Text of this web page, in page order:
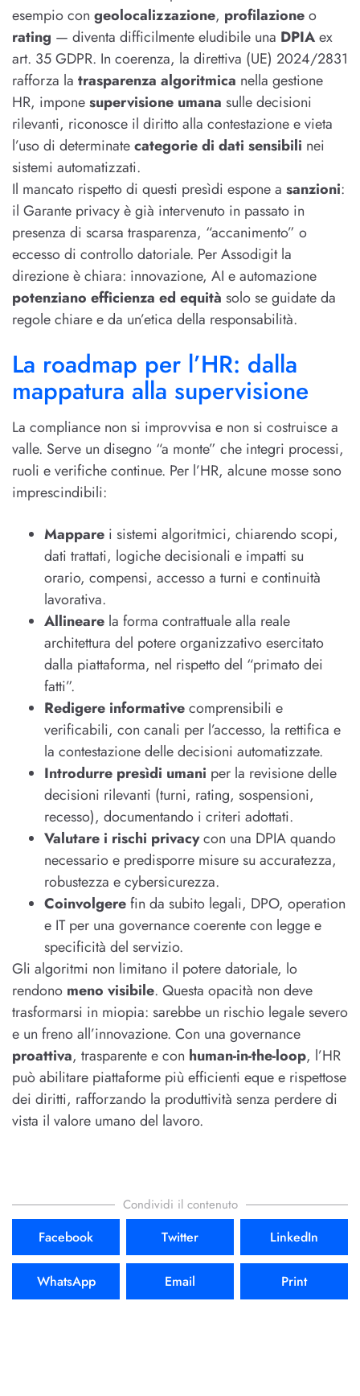
esempio con geolocalizzazione, profilazioneo
rating — diventa difficilmente eludibile una DPIAex
art. 35 GDPR. In coerenza, la direttiva (UE) 2024/2831
rafforza la trasparenza algoritmica nella gestione
HR, imponesupervisione umana sulle decisioni
rilevanti, riconosce il diritto alla contestazione e vieta
l’uso di determinatecategorie di dati sensibili nei
sistemi automatizzati.
Il mancato rispetto di questi presìdi espone a sanzioni:
il Garante privacy è già intervenuto in passato in
presenza di scarsa trasparenza, “accanimento” o
eccesso di controllo datoriale. Per Assodigit la
direzione è chiara: innovazione, AI e automazione
potenziano efficienza ed equità solo se guidate da
regole chiare e da un’etica della responsabilità.
La roadmap per l’HR: dalla
mappatura alla supervisione
La compliance non si improvvisa e non si costruisce a
valle. Serve un disegno “a monte” che integri processi,
ruoli e verifiche continue. Per l’HR, alcune mosse sono
imprescindibili:
Mappare i sistemi algoritmici, chiarendo scopi,
dati trattati, logiche decisionali e impatti su
orario, compensi, accesso a turni e continuità
lavorativa.
Allineare la forma contrattuale alla reale
architettura del potere organizzativo esercitato
dalla piattaforma, nel rispetto del “primato dei
fatti”.
Redigere informativecomprensibili e
verificabili, con canali per l’accesso, la rettifica e
la contestazione delle decisioni automatizzate.
Introdurre presìdi umani per la revisione delle
decisioni rilevanti (turni, rating, sospensioni,
recesso), documentando i criteri adottati.
Valutare i rischi privacycon una DPIA quando
necessario e predisporre misure su accuratezza,
robustezza e cybersicurezza.
Coinvolgerefin da subito legali, DPO, operation
e IT per una governance coerente con legge e
specificità del servizio.
Gli algoritmi non limitano il potere datoriale, lo
rendono meno visibile. Questa opacità non deve
trasformarsi in miopia: sarebbe un rischio legale severo
e un freno all’innovazione. Con una governance
proattiva, trasparente e con human-in-the-loop, l’HR
può abilitare piattaforme più efficienti eque e rispettose
dei diritti, rafforzando la produttività senza perdere di
vista il valore umano del lavoro.
Condividi il contenuto
Facebook Twitter LinkedIn
WhatsApp Email Print